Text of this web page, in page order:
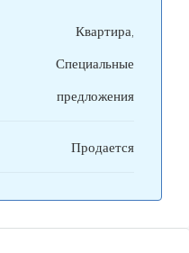
Квартира,
Специальные
предложения
Продается